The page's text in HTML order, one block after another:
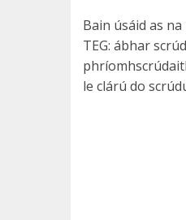
Bain úsáid as
TEG: ábhar
le clárú do